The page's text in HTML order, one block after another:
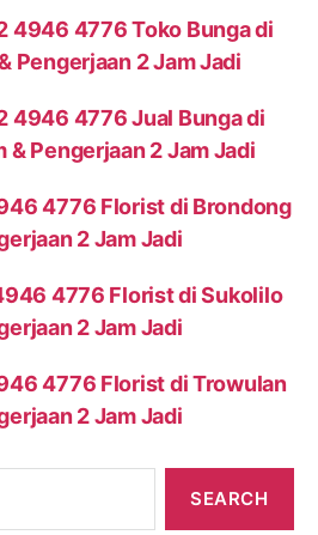
4946 4776 Toko Bunga di
Pengerjaan 2 Jam Jadi
4946 4776 Jual Bunga di
& Pengerjaan 2 Jam Jadi
4776 Florist di Brondong
2 Jam Jadi
4776 Florist di Sukolilo
2 Jam Jadi
4776 Florist di Trowulan
2 Jam Jadi